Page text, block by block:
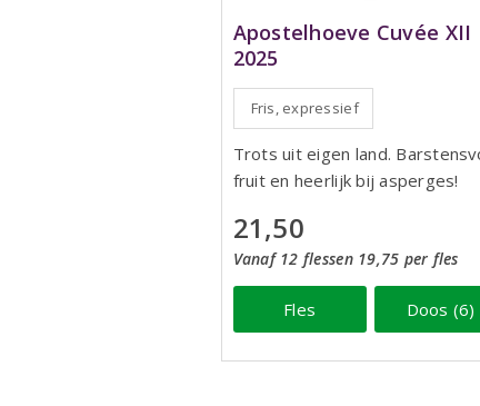
Apostelhoeve Cuvée XII
2025
Fris, expressief
Trots uit eigen land.
fruit en heerlijk bij asperges!
21,50
Vanaf 12 flessen 19,75 per fles
Fles Doos (6)